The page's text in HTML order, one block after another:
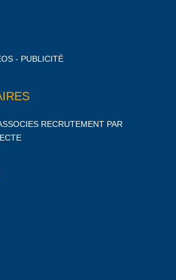
- PUBLICITÉ
RECRUTEMENT PAR